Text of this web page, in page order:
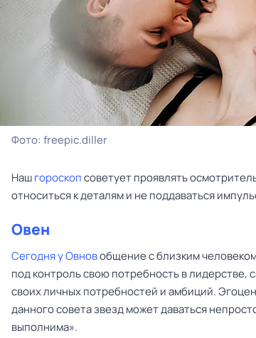
Фото: freepic.diller
Нашгороскопсоветует проявлять
относиться к деталям и не поддаваться
Овен
Сегодня у Овновобщение с близким
под контроль свою потребность в
своих личных потребностей и амбиций.
данного совета звезд может даваться
выполнима».